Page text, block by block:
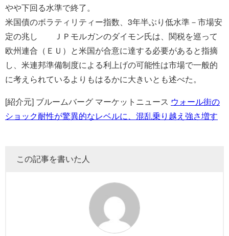
やや下回る水準で終了。
米国債のボラティリティー指数、3年半ぶり低水準－市場安
定の兆し ＪＰモルガンのダイモン氏は、関税を巡って
欧州連合（ＥＵ）と米国が合意に達する必要があると指摘
し、米連邦準備制度による利上げの可能性は市場で一般的
に考えられているよりもはるかに大きいとも述べた。
[紹介元] ブルームバーグ マーケットニュース ウォール街の
ショック耐性が驚異的なレベルに、混乱乗り越え強さ増す
この記事を書いた人